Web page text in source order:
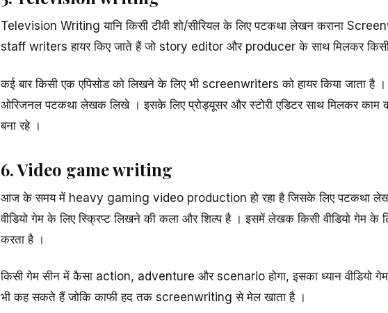
Television Writing यानि किसी टीवी शो/सीरियल के लिए पटकथा लेखन कराना
staff writers हायर किए जाते हैं जो story editor और producer के साथ मिलकर किसी
कई बार किसी एक एपिसोड को लिखने के लिए भी screenwriters को हायर किया जाता है ।
ओरिजनल पटकथा लेखक लिखे । इसके लिए प्रोड्यूसर और स्टोरी एडिटर साथ मिलकर काम
बना रहे ।
6. Video game writing
आज के समय में heavy gaming video production हो रहा है जिसके लिए पटकथा
वीडियो गेम के लिए स्क्रिप्ट लिखने की कला और शिल्प है । इसमें लेखक किसी वीडियो गेम के
करता है ।
किसी गेम सीन में कैसा action, adventure और scenario होगा, इसका ध्यान
भी कह सकते हैं जोकि काफी हद तक screenwriting से मेल खाता है ।